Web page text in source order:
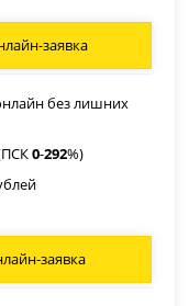
заявка
без лишних
0-292%)
заявка